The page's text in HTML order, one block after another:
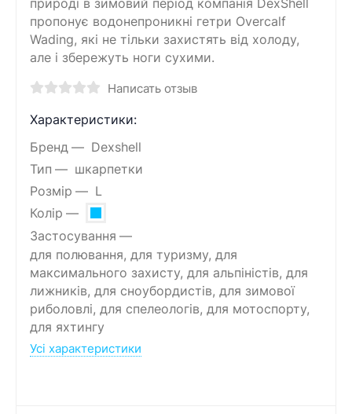
природі в зимовий період компанія DexShell
пропонує водонепроникні гетри Overcalf
Wading, які не тільки захистять від холоду,
але і збережуть ноги сухими.
Написать отзыв
Характеристики:
Бренд
Dexshell
Тип
шкарпетки
Розмір
L
Колір
Застосування
для полювання, для туризму, для
максимального захисту, для альпіністів, для
лижників, для сноубордистів, для зимової
риболовлі, для спелеологів, для мотоспорту,
для яхтингу
Усі характеристики